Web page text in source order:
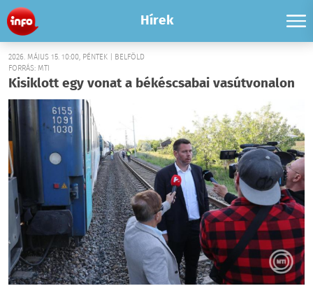
Hírek
2026. MÁJUS 15. 10:00, PÉNTEK | BELFÖLD
FORRÁS: MTI
Kisiklott egy vonat a békéscsabai vasútvonalon